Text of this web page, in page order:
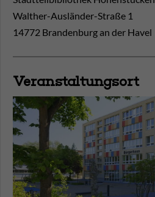
Walther-Ausländer-Straße 1
14772 Brandenburg an der Havel
Veranstaltungsort